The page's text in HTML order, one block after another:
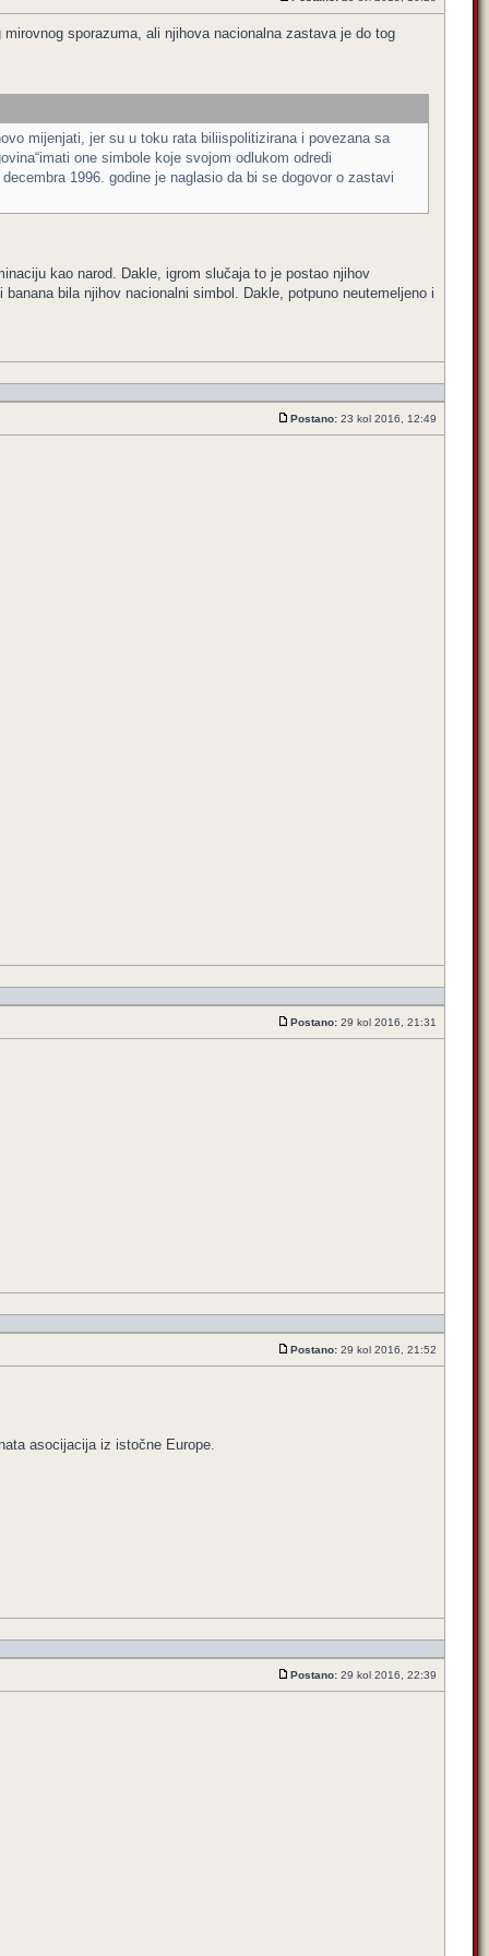
sporazuma, ali njihova nacionalna zastava je do tog
mijenjati, jer su u toku rata biliispolitizirana i povezana sa
one simbole koje svojom odlukom odredi
1996. godine je naglasio da bi se dogovor o zastavi
kao narod. Dakle, igrom slučaja to je postao njihov
bila njihov nacionalni simbol. Dakle, potpuno neutemeljeno i
Postano: 23 kol 2016, 12:49
Postano: 29 kol 2016, 21:31
Postano: 29 kol 2016, 21:52
asocijacija iz istočne Europe.
Postano: 29 kol 2016, 22:39